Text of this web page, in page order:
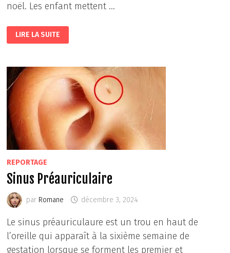
noël. Les enfant mettent …
LES
TRADITIONS
DE
DIFFÉRENTS
PAYS,
PARTIE
LIRE LA SUITE
REPORTAGE
Sinus Préauriculaire
par Romane décembre 3, 2024
Le sinus préauriculaure est un trou en haut de
l’oreille qui apparaît à la sixième semaine de
gestation lorsque se forment les premier et